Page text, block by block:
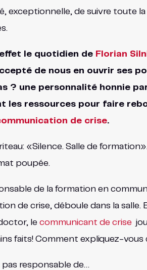
exceptionnelle, de suivre toute
effet le quotidien de Florian
de nous en ouvrir ses
? une personnalité honnie
les ressources pour faire
de crise.
«Silence. Salle de
poupée.
de la formation en
de crise, déboule dans la
le communicant de crise
faits! Comment expliquez-vous
pas responsable de…